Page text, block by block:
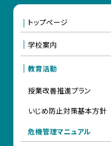
トップページ
学校案内
教育活動
授業改善推進プラン
いじめ防止対策基本方針
危機管理マニュアル